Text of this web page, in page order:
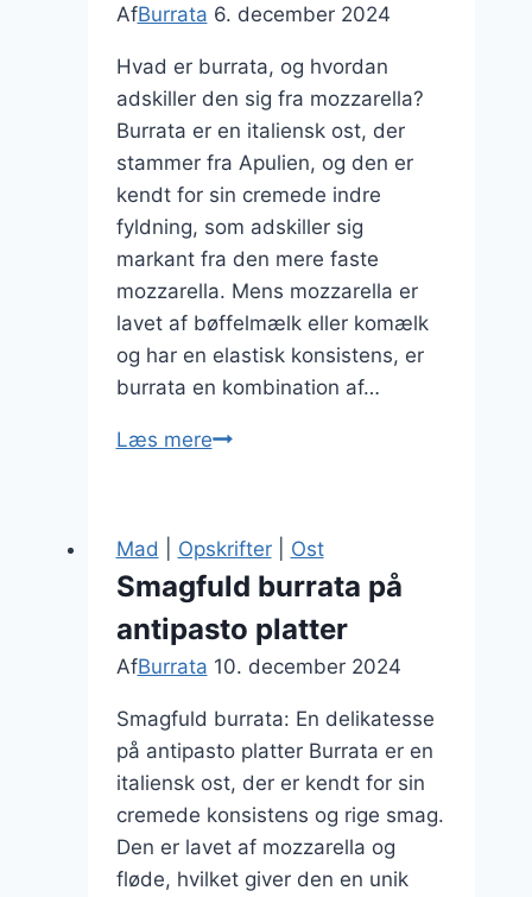
AfBurrata 6. december 2024
Hvad er burrata, og hvordan
adskiller den sig fra mozzarella?
Burrata er en italiensk ost, der
stammer fra Apulien, og den er
kendt for sin cremede indre
fyldning, som adskiller sig
markant fra den mere faste
mozzarella. Mens mozzarella er
lavet af bøffelmælk eller komælk
og har en elastisk konsistens, er
burrata en kombination af…
Læs mereBurrata
olivenolie
dyp
Mad Opskrifter| Ost
Smagfuld burrata på
antipasto platter
AfBurrata 10. december 2024
Smagfuld burrata: En delikatesse
på antipasto platter Burrata er en
italiensk ost, der er kendt for sin
cremede konsistens og rige smag.
Den er lavet af mozzarella og
fløde, hvilket giver den en unik